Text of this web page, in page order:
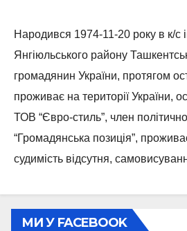
Народився 1974-11-20 року в к/с
Янгіюльського району
громадянин України, протягом
проживає на території України,
ТОВ “Євро-стиль”, член
“Громадянська позиція”,
судимість відсутня,
МИ У FACEBOOK